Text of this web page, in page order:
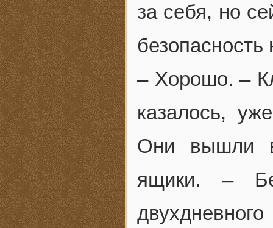
за себя, но
безопасность
– Хорошо. –
казалось,
Они вышли
ящики. –